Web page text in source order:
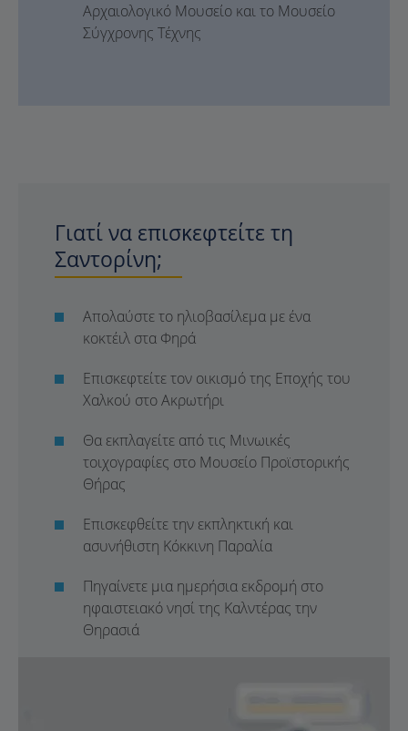
Αρχαιολογικό Μουσείο και το Μουσείο
Σύγχρονης Τέχνης
Γιατί να επισκεφτείτε τη
Σαντορίνη;
Απολαύστε το ηλιοβασίλεμα με ένα
κοκτέιλ στα Φηρά
Επισκεφτείτε τον οικισμό της Εποχής του
Χαλκού στο Ακρωτήρι
Θα εκπλαγείτε από τις Mινωικές
τοιχογραφίες στο Μουσείο Προϊστορικής
Θήρας
Επισκεφθείτε την εκπληκτική και
ασυνήθιστη Κόκκινη Παραλία
Πηγαίνετε μια ημερήσια εκδρομή στο
ηφαιστειακό νησί της Καλντέρας την
Θηρασιά